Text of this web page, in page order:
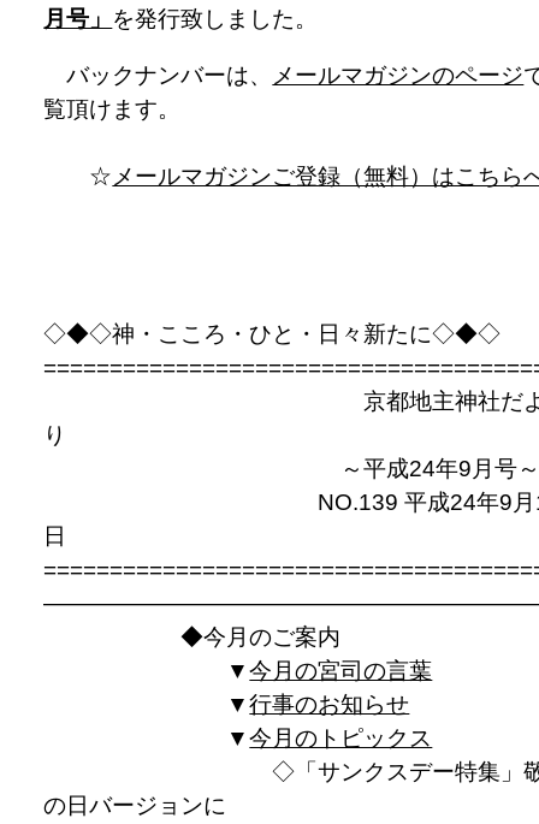
月号」 を発行致しました。
バックナンバーは、 メールマガジンのページ
覧頂けます。
☆ メールマガジンご登録（無料）はこちら
◇◆◇神・こころ・ひと・日々新たに◇◆◇
京都地主神社だ
り
～平成24年9月号
NO.139 平成24年9月
日
◆今月のご案内
▼今月の宮司の言葉
▼行事のお知らせ
▼今月のトピックス
◇「サンクスデー特集」敬
の日バージョンに